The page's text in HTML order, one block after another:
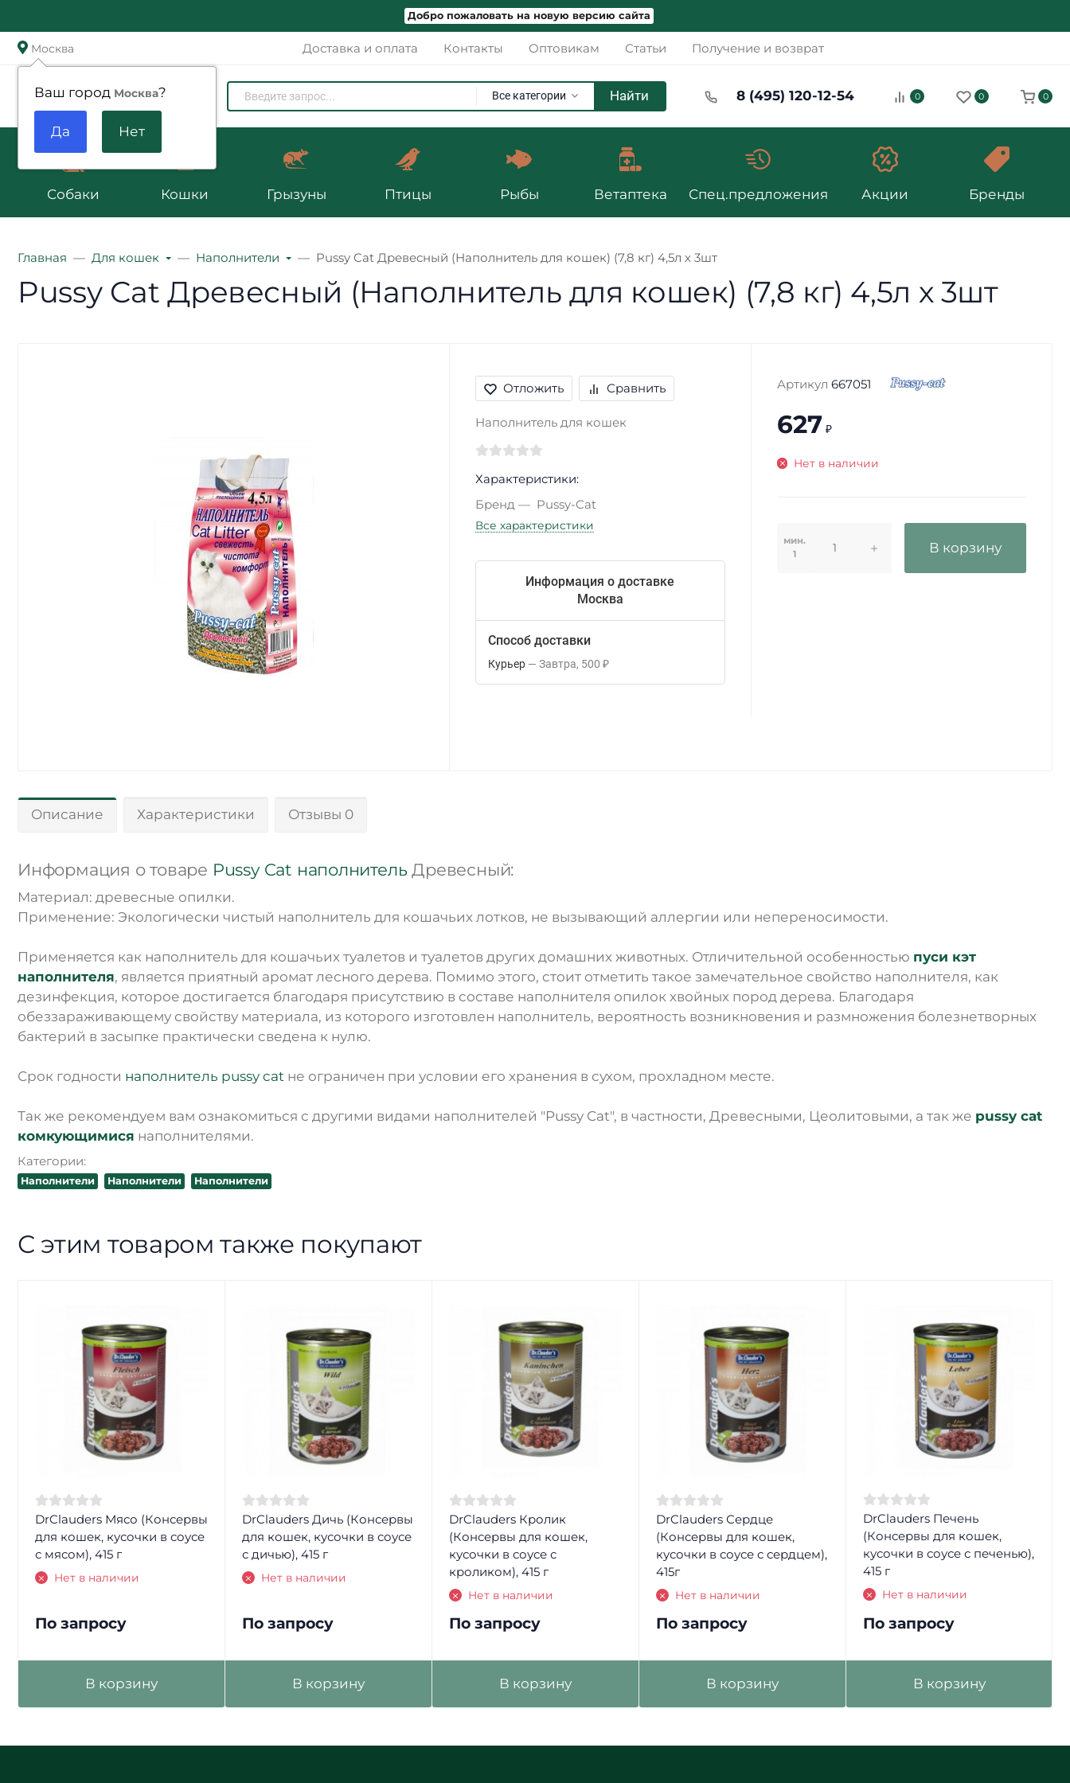
Добро пожаловать на новую версию сайта
Москва
Ваш город Москва?
Доставка и оплата Контакты Оптовикам Статьи Получение и возврат
Zoomenu.ru Все категории Найти 8 (495) 120-12-54 0 0 0
Собаки Кошки Грызуны Птицы Рыбы Ветаптека Спец.предложения Акции Бренды
Главная Для кошек Наполнители Pussy Cat Древесный (Наполнитель для кошек) (7,8 кг) 4,5л х 3шт
Pussy Cat Древесный (Наполнитель для кошек) (7,8 кг) 4,5л х 3шт
Отложить Сравнить
Наполнитель для кошек
Характеристики:
Бренд
Pussy-Cat
Все характеристики
Информация о доставке
Москва
Способ доставки
Курьер Завтра 500 ₽
Артикул 667051
627 ₽
Нет в наличии
мин.
1
В корзину
Описание Характеристики Отзывы 0
Информация о товаре Pussy Cat наполнитель Древесный:
Материал: древесные опилки.
Применение: Экологически чистый наполнитель для кошачьих лотков, не вызывающий аллергии или непереносимости.
Применяется как наполнитель для кошачьих туалетов и туалетов других домашних животных. Отличительной особенностью пуси кэт
наполнителя, является приятный аромат лесного дерева. Помимо этого, стоит отметить такое замечательное свойство наполнителя, как
дезинфекция, которое достигается благодаря присутствию в составе наполнителя опилок хвойных пород дерева. Благодаря
обеззараживающему свойству материала, из которого изготовлен наполнитель, вероятность возникновения и размножения болезнетворных
бактерий в засыпке практически сведена к нулю.
Срок годности наполнитель pussy cat не ограничен при условии его хранения в сухом, прохладном месте.
Так же рекомендуем вам ознакомиться с другими видами наполнителей "Pussy Cat", в частности, Древесными, Цеолитовыми, а так же pussy cat
комкующимися наполнителями.
Категории:
Наполнители Наполнители Наполнители
С этим товаром также покупают
DrClauders Мясо (Консервы
для кошек, кусочки в соусе
с мясом), 415 г
Нет в наличии
По запросу
В корзину
DrClauders Дичь (Консервы
для кошек, кусочки в соусе
с дичью), 415 г
Нет в наличии
По запросу
В корзину
DrClauders Кролик
(Консервы для кошек,
кусочки в соусе с
кроликом), 415 г
Нет в наличии
По запросу
В корзину
DrClauders Сердце
(Консервы для кошек,
кусочки в соусе с сердцем),
415г
Нет в наличии
По запросу
В корзину
DrClauders Печень
(Консервы для кошек,
кусочки в соусе с печенью),
415 г
Нет в наличии
По запросу
В корзину